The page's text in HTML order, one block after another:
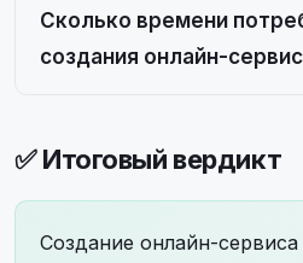
Сколько времени
создания онлайн-
✅ Итоговый вердикт
Создание онлайн-